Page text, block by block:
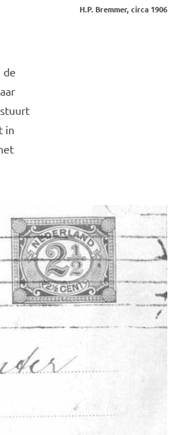
H.P. Bremmer, circa 1906
de
in